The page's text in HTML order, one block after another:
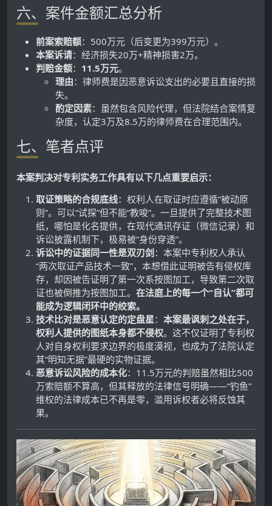
六、案件金额汇总分析
前案索赔额：500万元（后变更为399万元）。
本案诉请：经济损失20万+精神损害2万。
判赔金额： 11.5万元。
理由：律师费是因恶意诉讼支出的必要且直接的损
失。
酌定因素：虽然包含风险代理，但法院结合案情复
杂度，认定3万及8.5万的律师费在合理范围内。
七、笔者点评
本案判决对专利实务工作具有以下几点重要启示：
取证策略的合规底线：权利人在取证时应遵循“被动原
则”。可以“试探”但不能“教唆”。一旦提供了完整技术图
纸，哪怕是化名提供，在现代通讯存证（微信记录）和
诉讼披露机制下，极易被“身份穿透”。
诉讼中的证据同一性是双刃剑：本案中专利权人承认
“两次取证产品技术一致”，本想借此证明被告有侵权库
存，却因被告证明了第一次系按图加工，导致第二次取
证也被倒推为按图加工。 在法庭上的每一个“自认”都可
能成为逻辑闭环中的绞索。
技术比对是恶意认定的定盘星： 本案最讽刺之处在于，
权利人提供的图纸本身都不侵权。这不仅证明了专利权
人对自身权利要求边界的极度漠视，也成为了法院认定
其“明知无据”最硬的实物证据。
恶意诉讼风险的成本化：11.5万元的判赔虽然相比500
万索赔额不算高，但其释放的法律信号明确——“钓鱼”
维权的法律成本已不再是零，滥用诉权者必将反蚀其
果。